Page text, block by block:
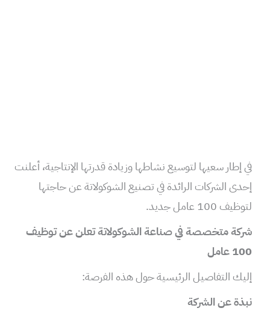
في إطار سعيها لتوسيع نشاطها وزيادة قدرتها الإنتاجية، أعلنت
إحدى الشركات الرائدة في تصنيع الشوكولاتة عن حاجتها
لتوظيف 100 عامل جديد.
شركة متخصصة في صناعة الشوكولاتة تعلن عن توظيف
100 عامل
إليك التفاصيل الرئيسية حول هذه الفرصة:
نبذة عن الشركة